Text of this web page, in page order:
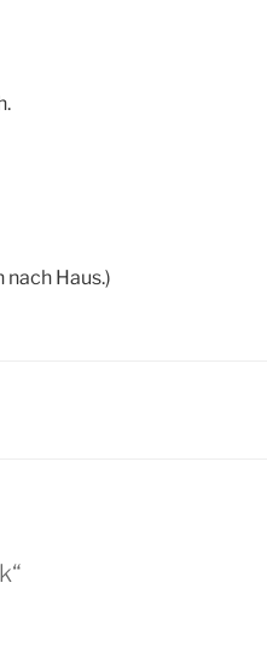
nach Haus.)